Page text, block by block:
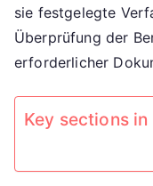
sie festgelegte
Überprüfung der
erforderlicher
Key sections